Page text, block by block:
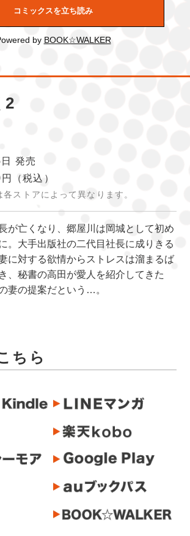
コミックスを立ち読み
by BOOK☆WALKER
2
発売
（税込）
ストアによって異なります。
が亡くなり、郷屋川は岡城として初め
。大手出版社の二代目社長に成りきる
に対する欲情からストレスは溜まるば
、秘書の高田が愛人を紹介してきた
妻の提案だという…。
ちら